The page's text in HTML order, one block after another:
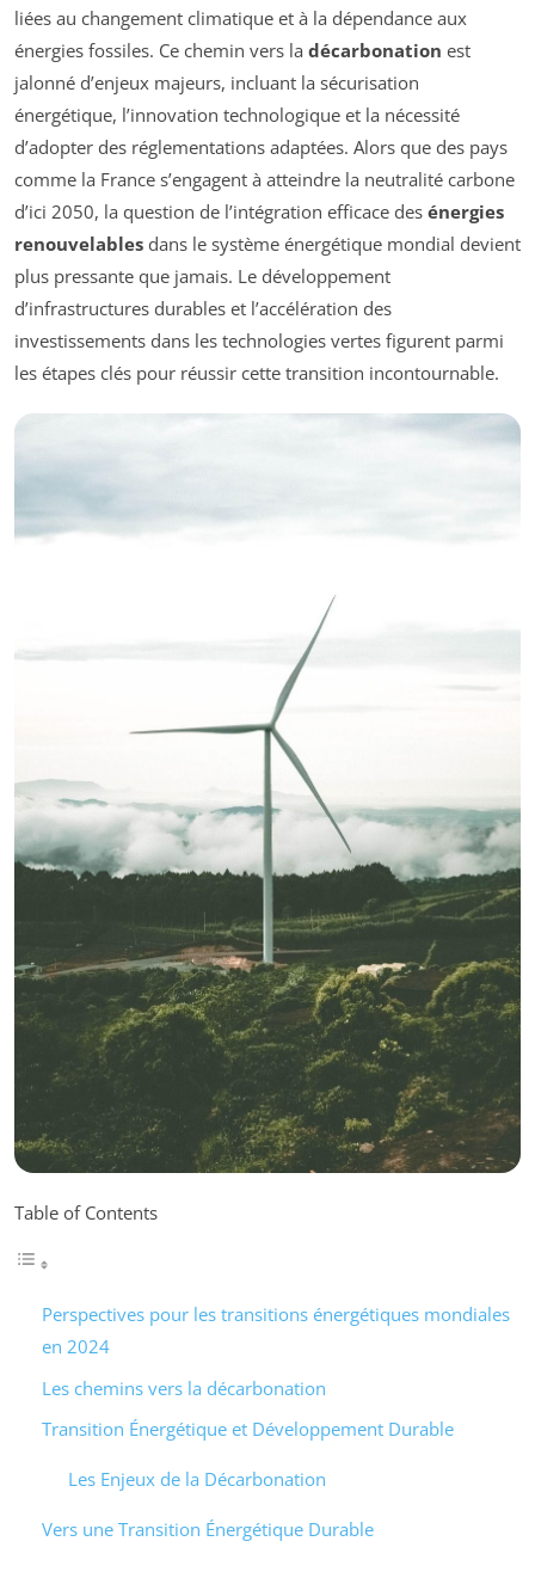
liées au changement climatique et à la dépendance aux
énergies fossiles. Ce chemin vers la décarbonation est
jalonné d’enjeux majeurs, incluant la sécurisation
énergétique, l’innovation technologique et la nécessité
d’adopter des réglementations adaptées. Alors que des pays
comme la France s’engagent à atteindre la neutralité carbone
d’ici 2050, la question de l’intégration efficace des énergies
renouvelables dans le système énergétique mondial devient
plus pressante que jamais. Le développement
d’infrastructures durables et l’accélération des
investissements dans les technologies vertes figurent parmi
les étapes clés pour réussir cette transition incontournable.
Table of Contents
Perspectives pour les transitions énergétiques mondiales
en 2024
Les chemins vers la décarbonation
Transition Énergétique et Développement Durable
Les Enjeux de la Décarbonation
Vers une Transition Énergétique Durable